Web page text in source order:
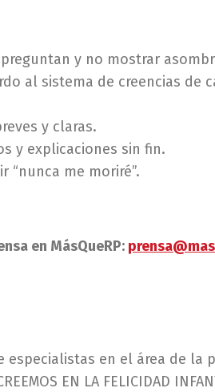
y no mostrar
al sistema de creencias de
y claras.
y explicaciones sin fin.
“nunca me moriré”.
en MásQueRP:
especialistas en el área de
EN LA FELICIDAD